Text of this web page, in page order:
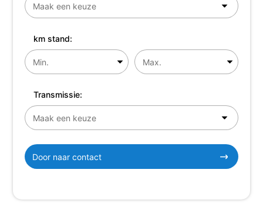
km stand:
Transmissie:
Door naar contact